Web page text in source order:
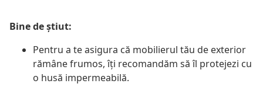
Bine de știut:
Pentru a te asigura că mobilierul tău de exterior
rămâne frumos, îți recomandăm să îl protejezi cu
o husă impermeabilă.